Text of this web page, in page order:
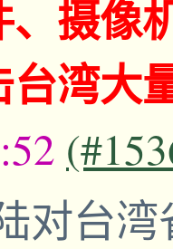
摄像
湾大
对台